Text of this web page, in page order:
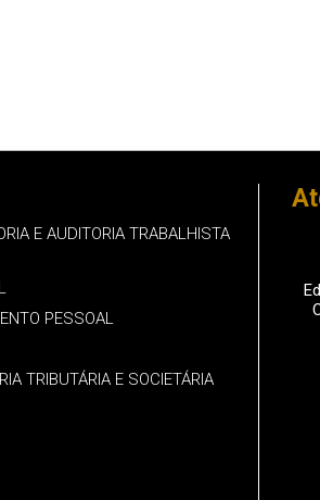
E AUDITORIA TRABALHISTA
PESSOAL
TRIBUTÁRIA E SOCIETÁRIA